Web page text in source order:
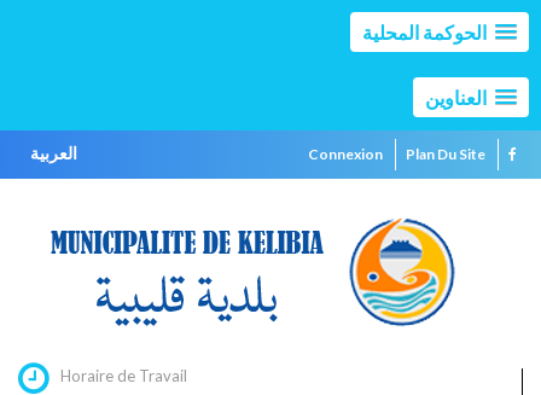
الحوكمة المحلية
العناوين
العربية Connexion Plan Du Site
Horaire de Travail